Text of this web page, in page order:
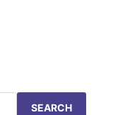
SEARCH